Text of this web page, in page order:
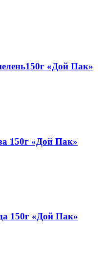
«Дой Пак»
150г «Дой Пак»
150г «Дой Пак»